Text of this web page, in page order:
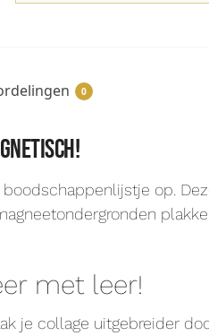
0
op.
met leer!
je collage uitgebreider